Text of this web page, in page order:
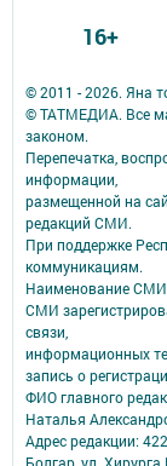
© 2011 - 2026. Яна
© ТАТМЕДИА. Все
законом.
Перепечатка,
информации,
размещенной на
редакций СМИ.
При поддержке
коммуникациям.
Наименование
СМИ
связи,
информационных
запись о
ФИО главного
Наталья
Адрес редакции:
16+